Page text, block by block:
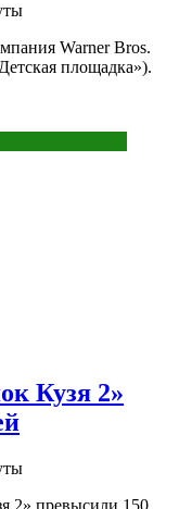
Warner Bros.
площадка»).
Кузя 2»
2» превысили 150